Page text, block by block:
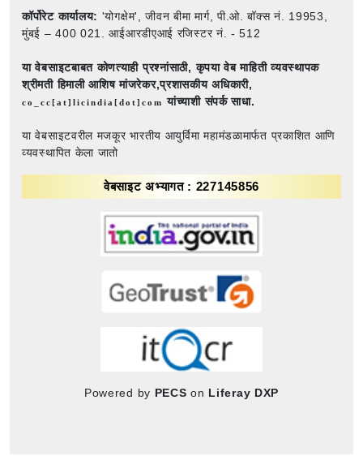
कॉर्पोरेट कार्यालय: 'योगक्षेम', जीवन बीमा मार्ग, पी.ओ. बॉक्स नं. 19953,
मुंबई – 400 021. आईआरडीएआई रजिस्टर नं. - 512
या वेबसाइटबाबत कोणत्याही प्रश्नांसाठी, कृपया वेब माहिती व्यवस्थापक
श्रीमती हिमाली आशिष मांजरेकर,प्रशासकीय अधिकारी,
co_cc[at]licindia[dot]comयांच्याशी संपर्क साधा.
या वेबसाइटवरील मजकूर भारतीय आयुर्विमा महामंडळामार्फत प्रकाशित आणि
व्यवस्थापित केला जातो
वेबसाइट अभ्यागत : 227145856
Powered by PECS on Liferay DXP